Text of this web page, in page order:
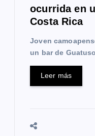
ocurrida en
Costa Rica
Joven
un bar de
Leer más